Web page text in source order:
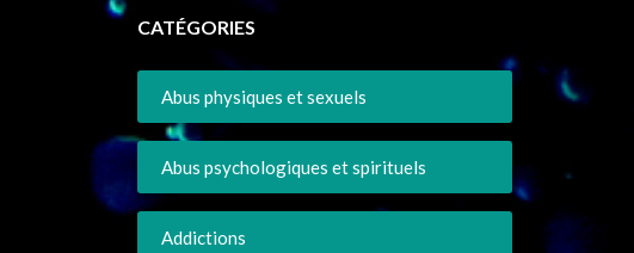
CATÉGORIES
Abus physiques et sexuels
Abus psychologiques et spirituels
Addictions